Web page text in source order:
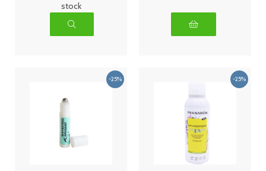
stock